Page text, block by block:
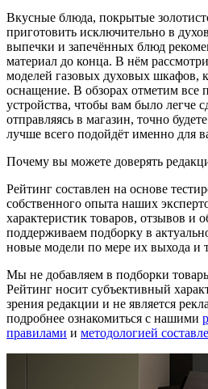
Вкусные блюда, покрытые
приготовить исключительно в
выпечки и запечённых блюд
материал до конца. В нём
моделей газовых духовых шкафов,
оснащение. В обзорах отметим
устройства, чтобы вам было легче
отправляясь в магазин, точно
лучше всего подойдёт именно для
Почему вы можете доверять
Рейтинг составлен на основе
собственного опыта наших
характеристик товаров, отзывов и
поддерживаем подборку в
новые модели по мере их выхода и
Мы не добавляем в подборки
Рейтинг носит субъективный
зрения редакции и не является
подробнее ознакомиться с нашими
правилами и методологией